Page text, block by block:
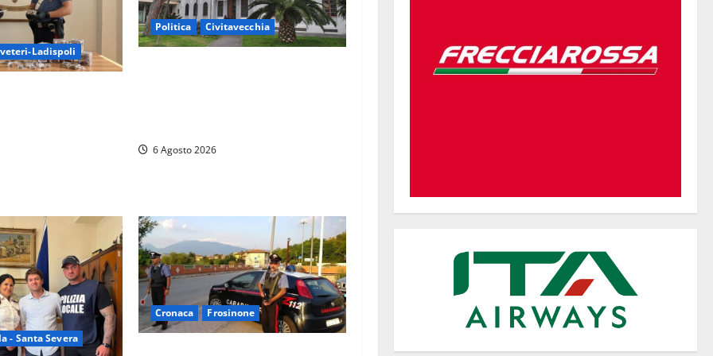
Ladispoli
Politica Civitavecchia
6 Agosto 2026
- Santa Severa
Cronaca Frosinone